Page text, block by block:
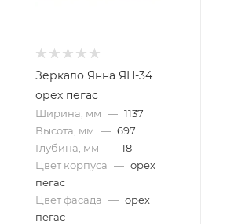
Зеркало Янна ЯН-34
орех пегас
Ширина, мм — 1137
Высота, мм — 697
Глубина, мм — 18
Цвет корпуса — орех
пегас
Цвет фасада — орех
пегас